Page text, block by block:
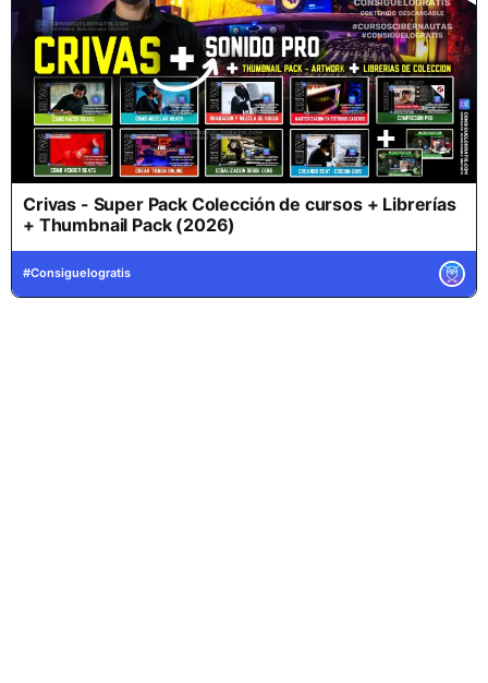
Crivas - Super Pack Colección de cursos + Librerías
+ Thumbnail Pack (2026)